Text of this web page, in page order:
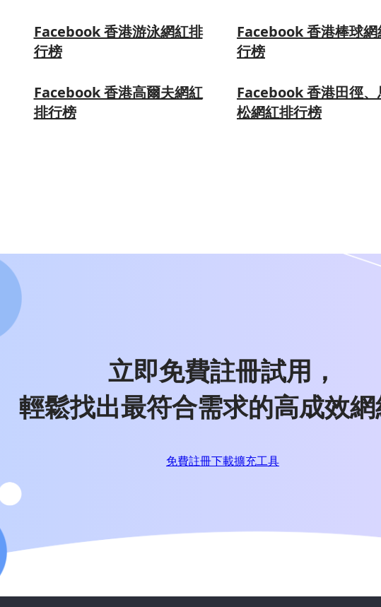
Facebook 香港游泳網紅排
行榜
Facebook 香港棒球網
行榜
Facebook 香港高爾夫網紅
排行榜
Facebook 香港田徑、
松網紅排行榜
立即免費註冊試用，
輕鬆找出最符合需求的高成效
免費註冊下載擴充工具